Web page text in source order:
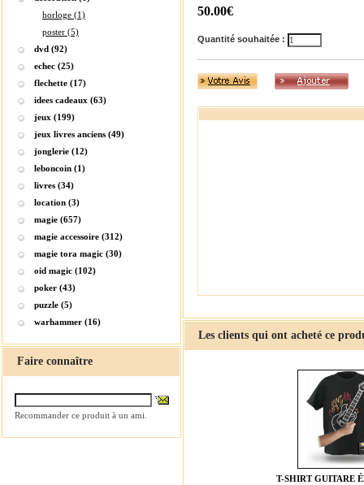
horloge (1)
poster (5)
dvd (92)
echec (25)
flechette (17)
idees cadeaux (63)
jeux (199)
jeux livres anciens (49)
jonglerie (12)
leboncoin (1)
livres (34)
location (3)
magie (657)
magie accessoire (312)
magie tora magic (30)
oid magic (102)
poker (43)
puzzle (5)
warhammer (16)
Faire connaître
Recommander ce produit à un ami.
50.00€
Quantité souhaitée :
Les clients qui ont acheté ce
T-SHIRT GUITARE